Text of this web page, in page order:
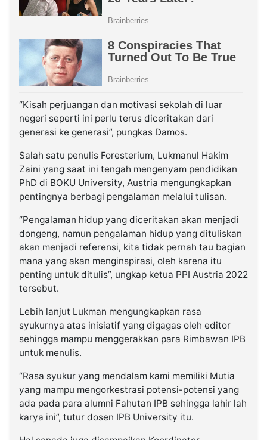
“Kisah perjuangan dan motivasi sekolah di luar
negeri seperti ini perlu terus diceritakan dari
generasi ke generasi”, pungkas Damos.
Salah satu penulis Foresterium, Lukmanul Hakim
Zaini yang saat ini tengah mengenyam pendidikan
PhD di BOKU University, Austria mengungkapkan
pentingnya berbagi pengalaman melalui tulisan.
“Pengalaman hidup yang diceritakan akan menjadi
dongeng, namun pengalaman hidup yang dituliskan
akan menjadi referensi, kita tidak pernah tau bagian
mana yang akan menginspirasi, oleh karena itu
penting untuk ditulis”, ungkap ketua PPI Austria 2022
tersebut.
Lebih lanjut Lukman mengungkapkan rasa
syukurnya atas inisiatif yang digagas oleh editor
sehingga mampu menggerakkan para Rimbawan IPB
untuk menulis.
“Rasa syukur yang mendalam kami memiliki Mutia
yang mampu mengorkestrasi potensi-potensi yang
ada pada para alumni Fahutan IPB sehingga lahir lah
karya ini”, tutur dosen IPB University itu.